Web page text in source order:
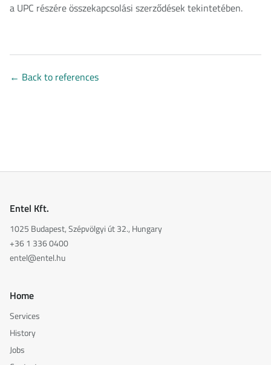
a UPC részére összekapcsolási szerződések tekintetében.
← Back to references
Entel Kft.
1025 Budapest, Szépvölgyi út 32., Hungary
+36 1 336 0400
entel@entel.hu
Home
Services
History
Jobs